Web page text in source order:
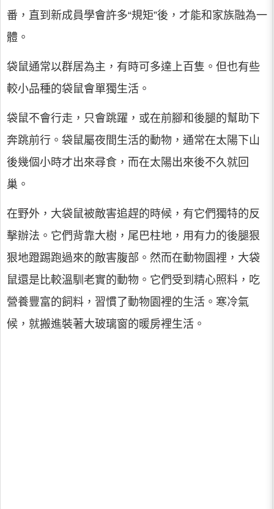
番，直到新成員學會許多“規矩”後，才能和家族融為一
體。
袋鼠通常以群居為主，有時可多達上百隻。但也有些
較小品種的袋鼠會單獨生活。
袋鼠不會行走，只會跳躍，或在前腳和後腿的幫助下
奔跳前行。袋鼠屬夜間生活的動物，通常在太陽下山
後幾個小時才出來尋食，而在太陽出來後不久就回
巢。
在野外，大袋鼠被敵害追趕的時候，有它們獨特的反
擊辦法。它們背靠大樹，尾巴柱地，用有力的後腿狠
狠地蹬踢跑過來的敵害腹部。然而在動物園裡，大袋
鼠還是比較溫馴老實的動物。它們受到精心照料，吃
營養豐富的飼料，習慣了動物園裡的生活。寒冷氣
候，就搬進裝著大玻璃窗的暖房裡生活。